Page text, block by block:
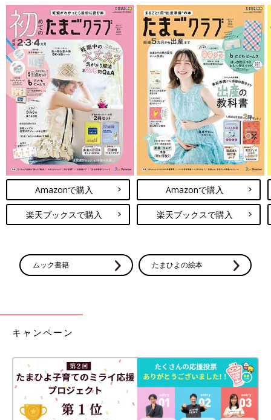
Amazonで購入
楽天ブックスで購入
Amazonで購入
楽天ブックスで購入
ムック書籍 たまひよの絵本
キャンペーン